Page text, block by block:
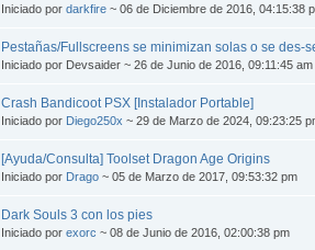
Iniciado por darkfire ~ 06 de Diciembre de 2016, 04:15:38
Pestañas/Fullscreens se minimizan solas o se des-
Iniciado por Devsaider ~ 26 de Junio de 2016, 09:11:45 am
Crash Bandicoot PSX [Instalador Portable]
Iniciado por Diego250x ~ 29 de Marzo de 2024, 09:23:25
[Ayuda/Consulta] Toolset Dragon Age Origins
Iniciado por Drago ~ 05 de Marzo de 2017, 09:53:32 pm
Dark Souls 3 con los pies
Iniciado por exorc ~ 08 de Junio de 2016, 02:00:38 pm